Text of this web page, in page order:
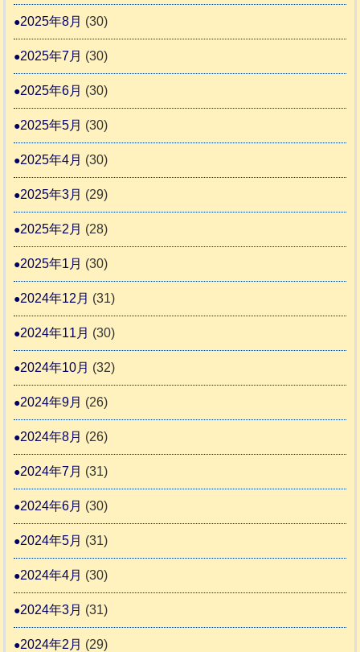
2025年8月 (30)
2025年7月 (30)
2025年6月 (30)
2025年5月 (30)
2025年4月 (30)
2025年3月 (29)
2025年2月 (28)
2025年1月 (30)
2024年12月 (31)
2024年11月 (30)
2024年10月 (32)
2024年9月 (26)
2024年8月 (26)
2024年7月 (31)
2024年6月 (30)
2024年5月 (31)
2024年4月 (30)
2024年3月 (31)
2024年2月 (29)